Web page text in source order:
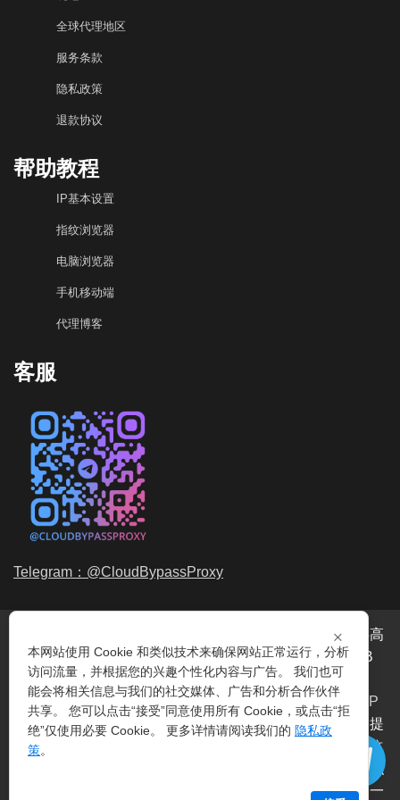
全球代理地区
服务条款
隐私政策
退款协议
帮助教程
IP基本设置
指纹浏览器
电脑浏览器
手机移动端
代理博客
客服
Telegram：@CloudBypassProxy
代理服务提供商，我们提供高
品质、永不过期的动态代理IP池流量包，价格最低2元/GB
起。我们的IP资源包括超过3.5亿的动态住宅IP和机房IP，
覆盖全球200多个国家。支持HTTP代理IP 和 Socks5代理IP
协议，IP可用率超过99%。购买我们的服务即可享受穿云提
供的
指纹
、爬虫抓取、电商系统、网络测试、SEO等。穿云
动态机房IP服务，一
×
本网站使用 Cookie 和类似技术来确保网站正常运行，分析
访问流量，并根据您的兴趣个性化内容与广告。 我们也可
能会将相关信息与我们的社交媒体、广告和分析合作伙伴
共享。 您可以点击“接受”同意使用所有 Cookie，或点击“拒
绝”仅使用必要 Cookie。 更多详情请阅读我们的 隐私政
策。